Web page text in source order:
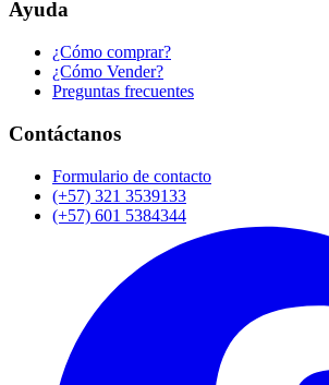
Ayuda
¿Cómo comprar?
¿Cómo Vender?
Preguntas frecuentes
Contáctanos
Formulario de contacto
(+57) 321 3539133
(+57) 601 5384344